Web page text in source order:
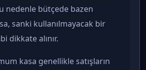
nedenle bütçede bazen
sanki kullanılmayacak bir
dikkate alınır.
kasa genellikle satışların